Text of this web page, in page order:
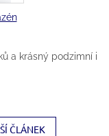
a krásný podzimní i
ČLÁNEK